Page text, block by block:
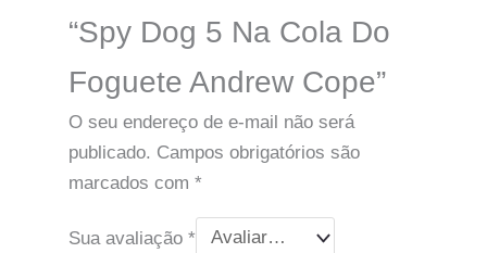
“Spy Dog 5 Na Cola Do
Foguete Andrew Cope”
O seu endereço de e-mail não será
publicado. Campos obrigatórios são
marcados com *
Sua avaliação *